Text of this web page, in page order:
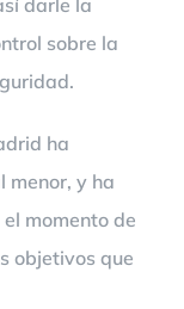
sobre la
ha
menor, y ha
momento de
objetivos que